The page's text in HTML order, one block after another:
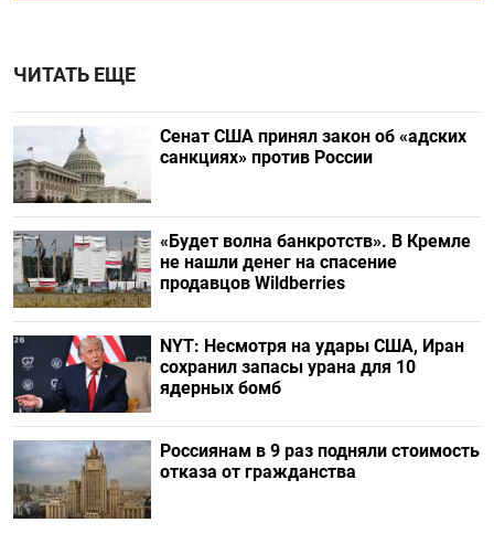
ЧИТАТЬ ЕЩЕ
Сенат США принял закон об «адских
санкциях» против России
«Будет волна банкротств». В Кремле
не нашли денег на спасение
продавцов Wildberries
NYT: Несмотря на удары США, Иран
сохранил запасы урана для 10
ядерных бомб
Россиянам в 9 раз подняли стоимость
отказа от гражданства